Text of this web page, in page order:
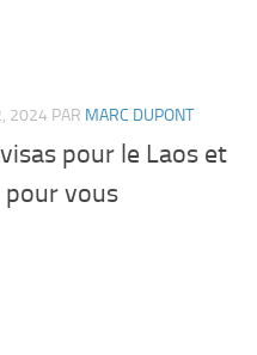
2024 PAR MARC DUPONT
pour le Laos et
vous